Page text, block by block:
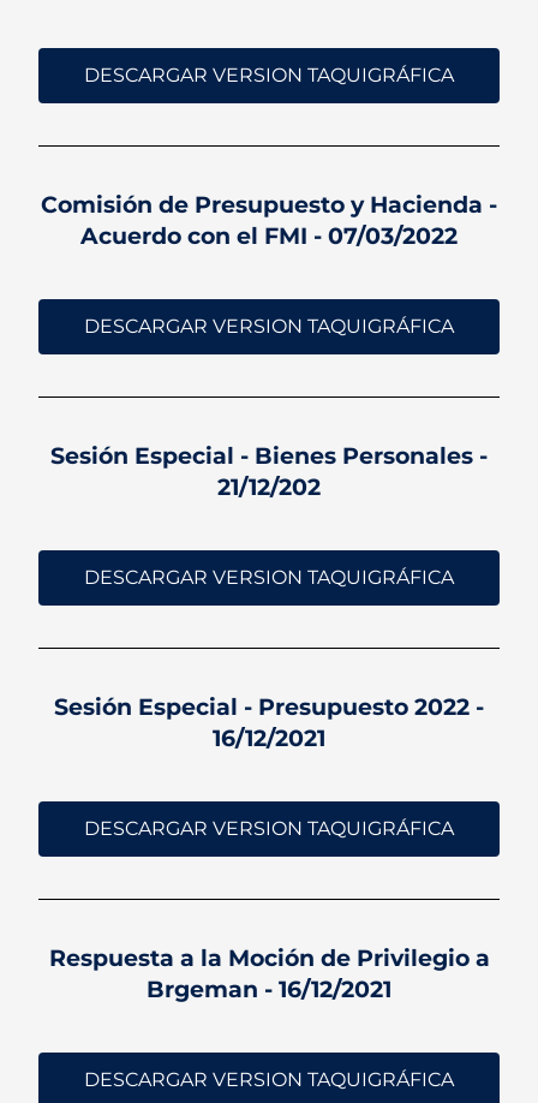
DESCARGAR VERSION TAQUIGRÁFICA
Comisión de Presupuesto y Hacienda -
Acuerdo con el FMI - 07/03/2022
DESCARGAR VERSION TAQUIGRÁFICA
Sesión Especial - Bienes Personales -
21/12/202
DESCARGAR VERSION TAQUIGRÁFICA
Sesión Especial - Presupuesto 2022 -
16/12/2021
DESCARGAR VERSION TAQUIGRÁFICA
Respuesta a la Moción de Privilegio a
Brgeman - 16/12/2021
DESCARGAR VERSION TAQUIGRÁFICA